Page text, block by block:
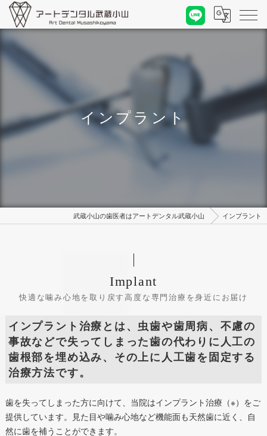
インプラント
武蔵小山の歯医者はアートデンタル武蔵小山 インプラント
快適な噛み心地を取り戻す高度な専門治療を身近にお届け
Implant
インプラント治療とは、虫歯や歯周病、不慮の
事故などで失ってしまった歯の代わりに人工の
歯根部を埋め込み、その上に人工歯を固定する
治療方法です。
歯を失ってしまった方に向けて、当院はインプラント治療（※）をご
提供しています。見た目や噛み心地など機能面も天然歯に近く、自
然に歯を補うことができます。